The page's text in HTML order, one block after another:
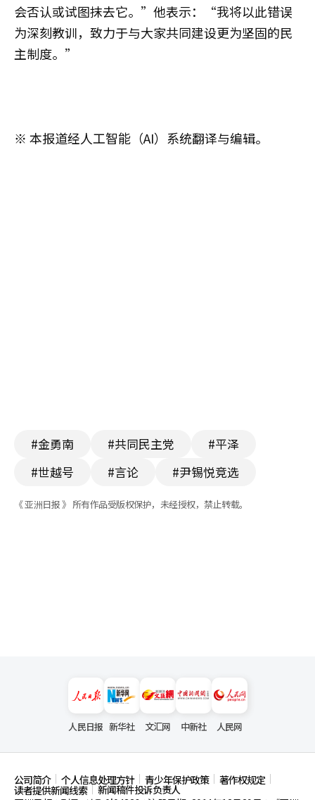
会否认或试图抹去它。”他表示：“我将以此错误
为深刻教训，致力于与大家共同建设更为坚固的民
主制度。”
※ 本报道经人工智能（AI）系统翻译与编辑。
#金勇南 #共同民主党
#平泽
#世越号
#言论 #尹锡悦竞选
《 亚洲日报 》 所有作品受版权保护，未经授权，禁止转载。
人民日报 新华社 文汇网 中新社 人民网
公司简介 个人信息处理方针 青少年保护政策 著作权规定
读者提供新闻线索
新闻稿件投诉负责人